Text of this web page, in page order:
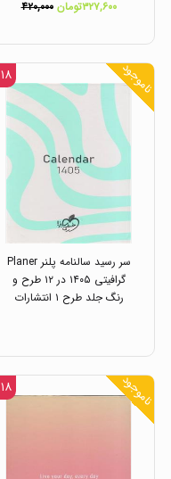
۳۲۷,۶۰۰تومان ۴۲۰,۰۰۰
ناموجود ۱۸ %
سر رسید سالنامه پلنر Planer
گرافیتی ۱۴۰۵ در ۱۲ طرح و
رنگ جلد طرح ۱ انتشارات
ناموجود ۱۸ %